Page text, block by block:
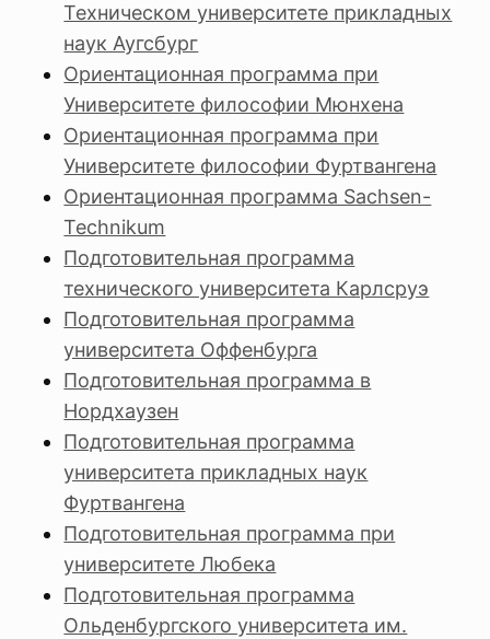
Техническом университете прикладных
наук Аугсбург
Ориентационная программа при
Университете философии Мюнхена
Ориентационная программа при
Университете философии Фуртвангена
Ориентационная программа Sachsen-
Technikum
Подготовительная программа
технического университета Карлсруэ
Подготовительная программа
университета Оффенбурга
Подготовительная программа в
Нордхаузен
Подготовительная программа
университета прикладных наук
Фуртвангена
Подготовительная программа при
университете Любека
Подготовительная программа
Ольденбургского университета им.